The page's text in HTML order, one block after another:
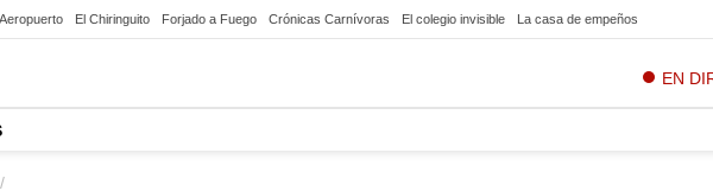
El Chiringuito Forjado a Fuego Crónicas Carnívoras El colegio invisible La casa de empeños
EN